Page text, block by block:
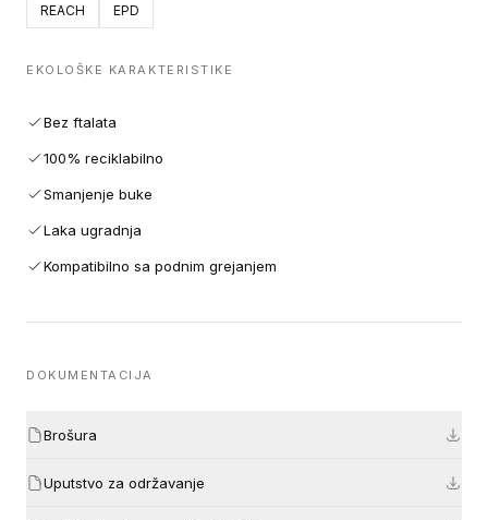
REACH EPD
EKOLOŠKE KARAKTERISTIKE
Bez ftalata
100% reciklabilno
Smanjenje buke
Laka ugradnja
Kompatibilno sa podnim grejanjem
DOKUMENTACIJA
Brošura
Uputstvo za održavanje